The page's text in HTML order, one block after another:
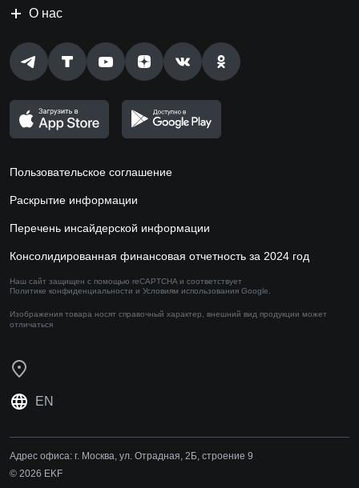
О нас
Пользовательское соглашение
Раскрытие информации
Перечень инсайдерской информации
Консолидированная финансовая отчетность за 2024 год
Наш сайт защищен с помощью reCAPTCHA и соответствует
Политике конфиденциальности и Условиям использования Google.
Изображения товара носят справочный характер, внешний вид продукции может
отличаться
EN
Адрес офиса: г. Москва, ул. Отрадная, 2Б, строение 9
© 2026 EKF